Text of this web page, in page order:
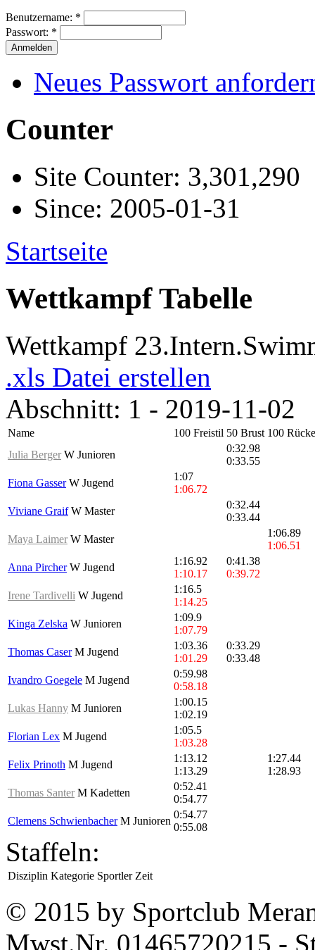
Benutzername: *
Passwort: *
Neues Passwort
Counter
Site Counter: 3,301,290
Since: 2005-01-31
Startseite
Wettkampf Tabelle
Wettkampf
.xls Datei erstellen
Abschnitt: 1 - 2019-11-02
Name 100 Freistil 50 Brust 100
Julia Berger W Junioren
0:32.98
0:33.55
Fiona GasserW Jugend
1:07
1:06.72
Viviane GraifW Master
0:32.44
0:33.44
Maya Laimer W Master
1:06.89
1:06.51
Anna PircherW Jugend
1:16.92
1:10.17
0:41.38
0:39.72
Irene Tardivelli W Jugend
1:16.5
1:14.25
Kinga Zelska W Junioren
1:09.9
1:07.79
Thomas CaserM Jugend
1:03.36
1:01.29
0:33.29
0:33.48
Ivandro Goegele M Jugend
0:59.98
0:58.18
Lukas Hanny M Junioren
1:00.15
1:02.19
Florian Lex M Jugend
1:05.5
1:03.28
Felix Prinoth M Jugend
1:13.12
1:13.29
1:27.44
1:28.93
Thomas Santer M Kadetten
0:52.41
0:54.77
Clemens SchwienbacherM Junioren
0:54.77
0:55.08
Staffeln:
Disziplin Kategorie Sportler Zeit
© 2015 by Sportclub
Mwst.Nr. 01465720215 -